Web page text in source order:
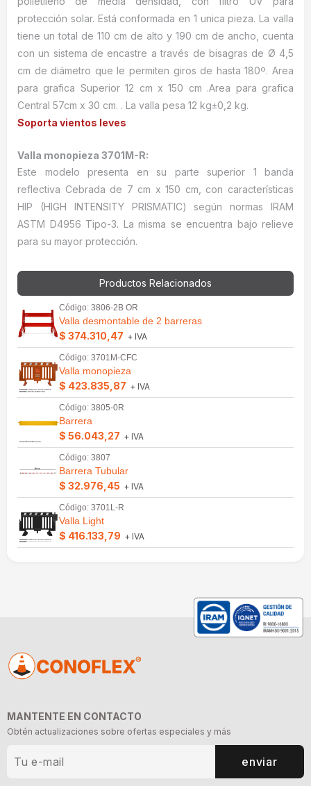
protección solar. Está conformada en 1 unica pieza. La valla
tiene un total de 110 cm de alto y 190 cm de ancho, cuenta
con un sistema de encastre a través de bisagras de Ø 4,5
cm de diámetro que le permiten giros de hasta 180º. Area
para grafica Superior 12 cm x 150 cm .Area para grafica
Central 57cm x 30 cm. . La valla pesa 12 kg±0,2 kg.
Soporta vientos leves
Valla monopieza 3701M-R:
Este modelo presenta en su parte superior 1 banda
reflectiva Cebrada de 7 cm x 150 cm, con características
HIP (HIGH INTENSITY PRISMATIC) según normas IRAM
ASTM D4956 Tipo-3. La misma se encuentra bajo relieve
para su mayor protección.
Productos Relacionados
Código: 3806-2B OR
Valla desmontable de 2 barreras
$ 374.310,47 + IVA
Código: 3701M-CFC
Valla monopieza
$ 423.835,87 + IVA
Código: 3805-0R
Barrera
$ 56.043,27 + IVA
Código: 3807
Barrera Tubular
$ 32.976,45 + IVA
Código: 3701L-R
Valla Light
$ 416.133,79 + IVA
MANTENTE EN CONTACTO
Obtén actualizaciones sobre ofertas especiales y más
enviar